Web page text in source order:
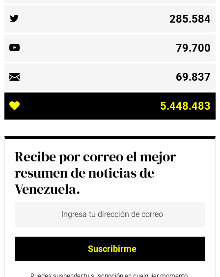
285.584
79.700
69.837
5.448.483
Recibe por correo el mejor
resumen de noticias de
Venezuela.